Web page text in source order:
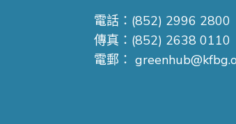
電話：(852) 2996 2800
傳真：(852) 2638 0110
電郵：